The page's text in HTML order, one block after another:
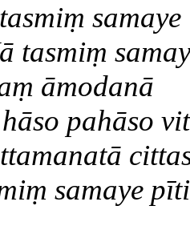
samaye
tasmiṃ
āmodanā
pahāso
samaye pīti